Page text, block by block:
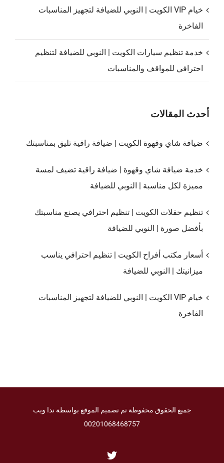
خيام VIP الكويت | النوبي للضيافة لتجهيز المناسبات
الفاخرة
خدمة تنظيم سيارات الكويت | النوبي للضيافة لتنظيم
احترافي للمواقف والمناسبات
أحدث المقالات
ضيافة شاي وقهوة الكويت | ضيافة راقية تليق بمناسبتك
خدمة ضيافة شاي وقهوة | ضيافة راقية تضيف لمسة
مميزة لكل مناسبة | النوبي للضيافة
تنظيم حفلات الكويت | تنظيم احترافي يصنع مناسبتك
بأفضل صورة | النوبي للضيافة
أسعار مكتب أفراح الكويت | تنظيم احترافي يناسب
ميزانيتك | النوبي للضيافة
خيام VIP الكويت | النوبي للضيافة لتجهيز المناسبات
الفاخرة
جميع الحقوق محفوظة تم تصميم الموقع بواسطة ندا ويب
00201068468757